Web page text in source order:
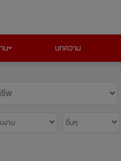
น บทความ
พ
งาน อื่นๆ